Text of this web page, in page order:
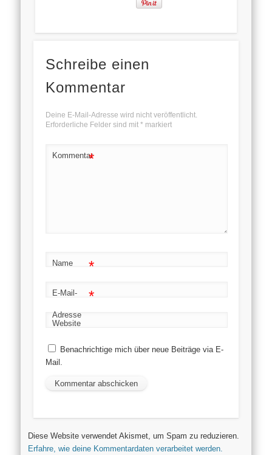
Schreibe einen
Kommentar
Deine E-Mail-Adresse wird nicht veröffentlicht.
Erforderliche Felder sind mit *markiert
Kommentar
*
Name *
E-Mail-
Adresse
*
Website
Benachrichtige mich über neue Beiträge via E-
Mail.
Diese Website verwendet Akismet, um Spam zu reduzieren.
Erfahre, wie deine Kommentardaten verarbeitet werden.